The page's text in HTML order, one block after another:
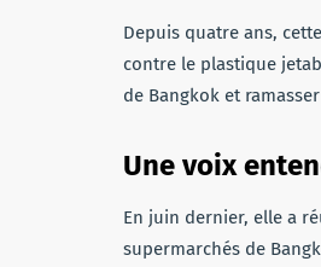
Depuis quatre ans,
contre le plastique
de Bangkok et
Une voix
En juin dernier, elle a
supermarchés de